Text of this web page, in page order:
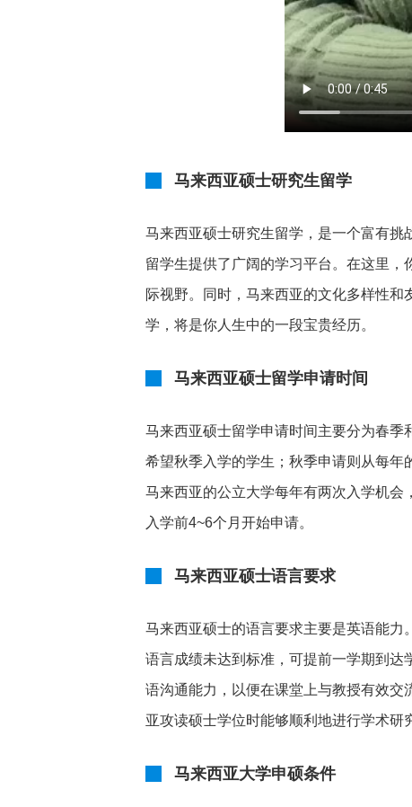
马来西亚硕士研究生留学
马来西亚硕士研究生留学，是一个富有
留学生提供了广阔的学习平台。在这里
际视野。同时，马来西亚的文化多样性
学，将是你人生中的一段宝贵经历。
马来西亚硕士留学申请时间
马来西亚硕士留学申请时间主要分为春
希望秋季入学的学生；秋季申请则从每年
马来西亚的公立大学每年有两次入学机
入学前4~6个月开始申请。
马来西亚硕士语言要求
马来西亚硕士的语言要求主要是英语能
语言成绩未达到标准，可提前一学期到
语沟通能力，以便在课堂上与教授有效
亚攻读硕士学位时能够顺利地进行学术研
马来西亚大学申硕条件